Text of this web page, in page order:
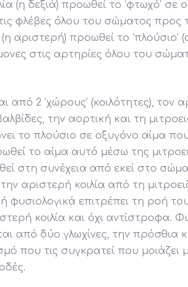
(η δεξιά) προωθεί το ‘φτωχό’ σε
φλέβες όλου του σώματος προς
αριστερή) προωθεί το ‘πλούσιο’
στις αρτηρίες όλου του
από 2 ‘χώρους’ (κοιλότητες), τον
την αορτική και τη
το πλούσιο σε οξυγόνο αίμα
το αίμα αυτό μέσω της
στη συνέχεια από εκεί στο
αριστερή κοιλία από τη
φυσιολογικά επιτρέπει τη ροή
κοιλία και όχι αντίστροφα.
από δύο γλωχίνες, την πρόσθια
που τις συγκρατεί που μοιάζει